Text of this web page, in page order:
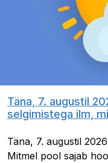
Täna, 7. augustil
selgimistega ilm,
Täna, 7. augustil
Mitmel pool sajab